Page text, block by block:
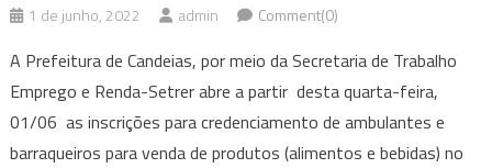
1 de junho, 2022 admin Comment(0)
A Prefeitura de Candeias, por meio da Secretaria de Trabalho
Emprego e Renda-Setrer abre a partir desta quarta-feira,
01/06 as inscrições para credenciamento de ambulantes e
barraqueiros para venda de produtos (alimentos e bebidas) no